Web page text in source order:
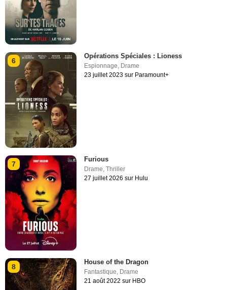
6
Opérations Spéciales : Lioness
Espionnage, Drame
23 juillet 2023 sur Paramount+
7
Furious
Drame ,Thriller
27 juillet 2026 sur Hulu
8
House of the Dragon
Fantastique, Drame
21 août 2022 sur HBO